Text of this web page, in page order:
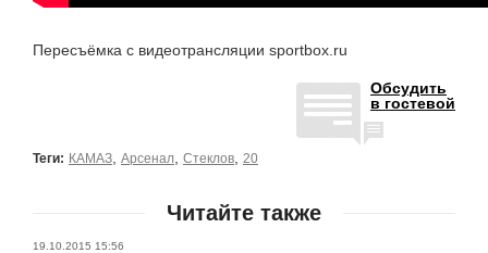
Пересъёмка с видеотрансляции sportbox.ru
Обсудить
в гостевой
Теги: КАМАЗ Арсенал Стеклов 20
Читайте также
19.10.2015 15:56